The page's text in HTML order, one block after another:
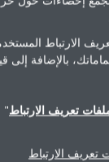
الارتباط
بالإضافة إلى
تعريف الارتباط"
تعريف الارتباط